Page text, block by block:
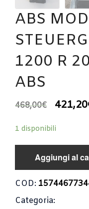
ABS
1200 R
ABS
468,00€ 421,20
1 disponibili
Aggiungi al
COD:
Categoria: